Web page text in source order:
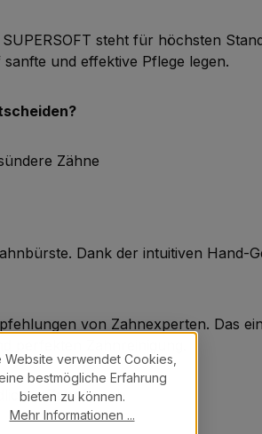
steht für höchsten
und effektive Pflege legen.
Zähne
Dank der intuitiven Hand-
von Zahnexperten. Das
perfekten Zahnreinigung.
Zahnfleisch
Website verwendet Cookies,
bestmögliche Erfahrung
bieten zu können.
Mehr Informationen ...